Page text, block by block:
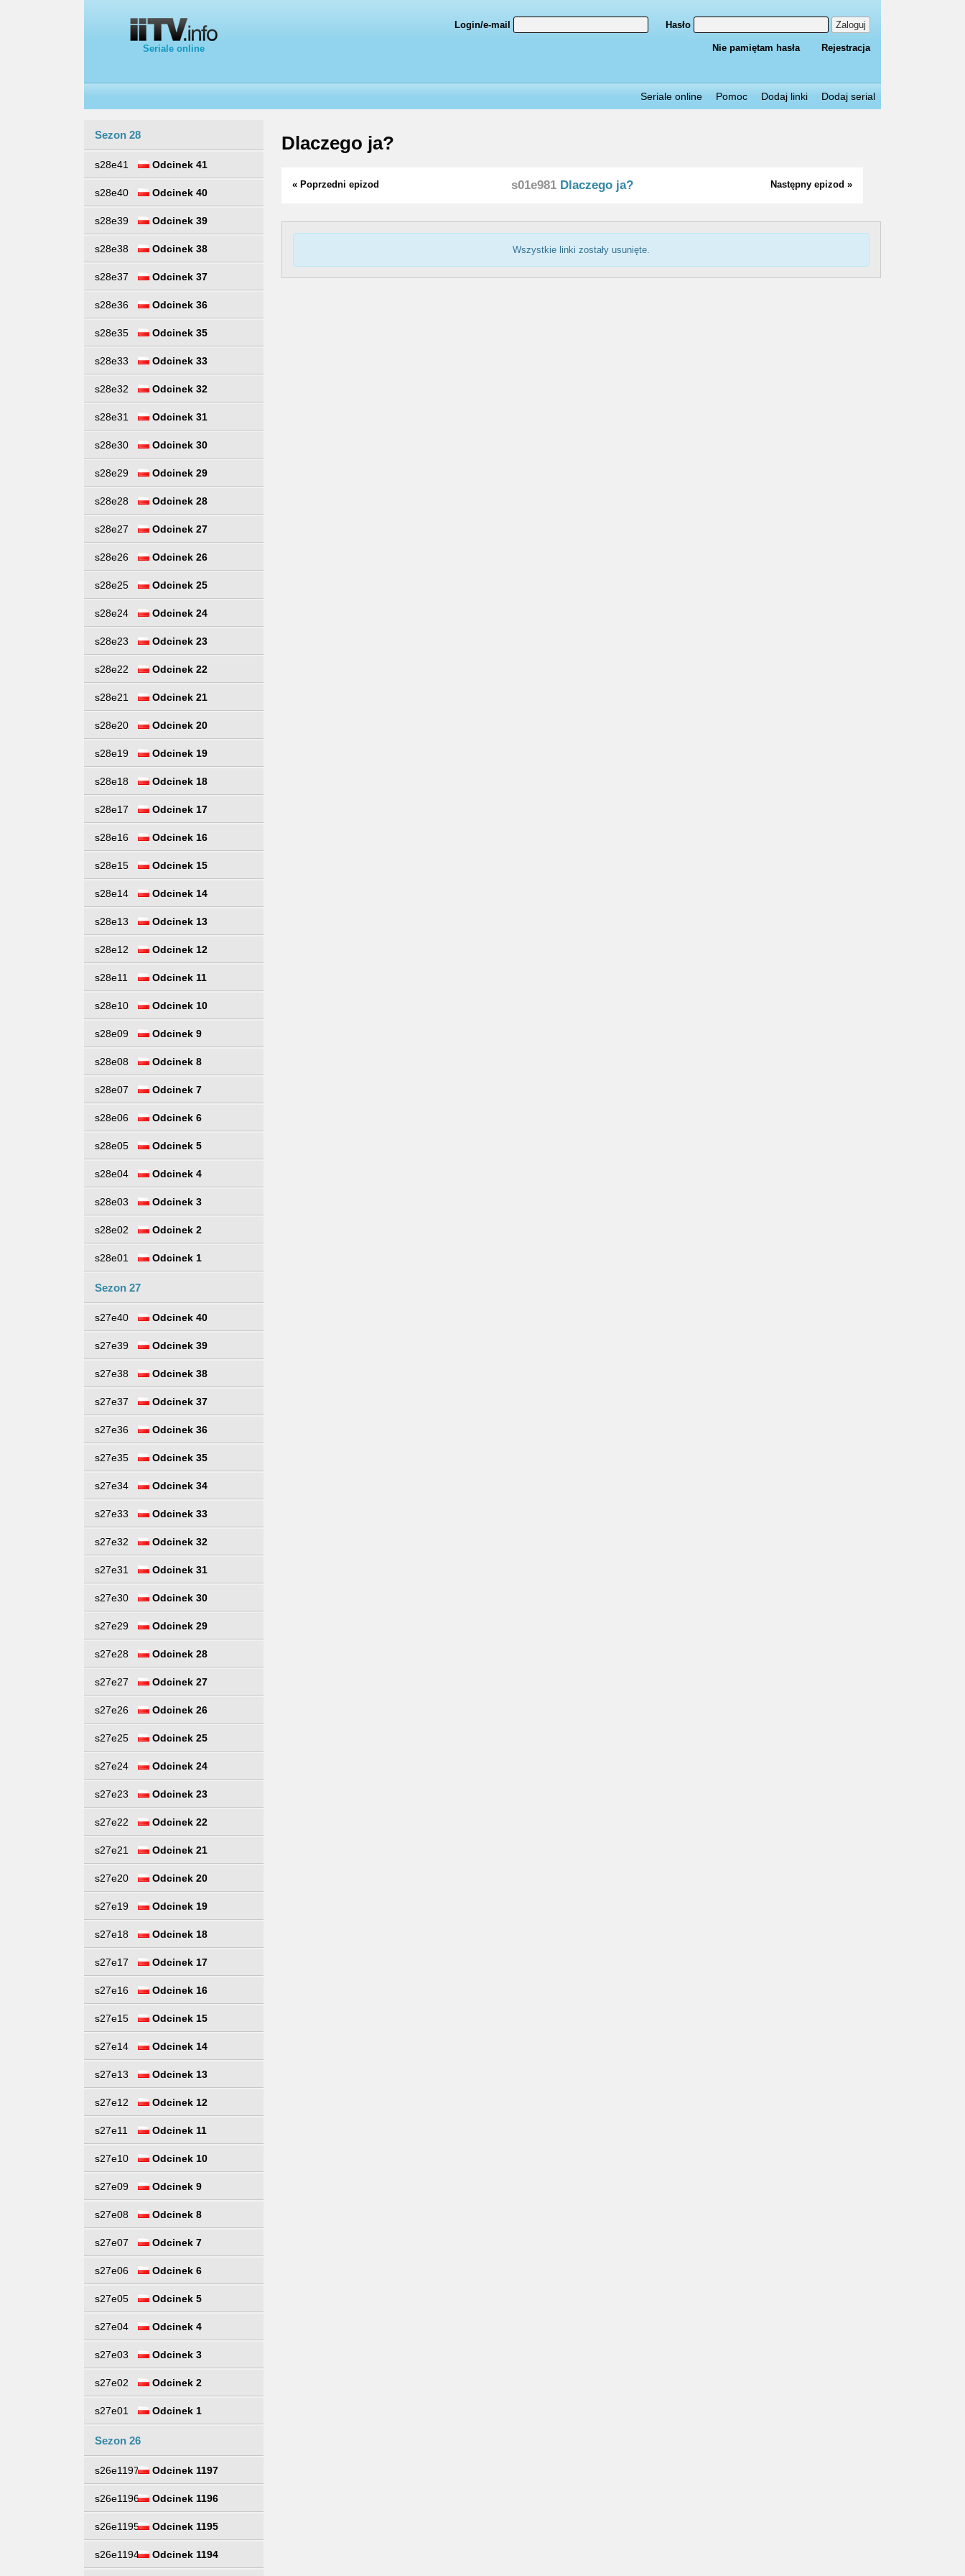
Seriale online
Login/e-mail Hasło Zaloguj
Nie pamiętam hasła Rejestracja
Seriale online Pomoc Dodaj linki Dodaj serial
Sezon 28
s28e41 Odcinek 41
s28e40 Odcinek 40
s28e39 Odcinek 39
s28e38 Odcinek 38
s28e37 Odcinek 37
s28e36 Odcinek 36
s28e35 Odcinek 35
s28e33 Odcinek 33
s28e32 Odcinek 32
s28e31 Odcinek 31
s28e30 Odcinek 30
s28e29 Odcinek 29
s28e28 Odcinek 28
s28e27 Odcinek 27
s28e26 Odcinek 26
s28e25 Odcinek 25
s28e24 Odcinek 24
s28e23 Odcinek 23
s28e22 Odcinek 22
s28e21 Odcinek 21
s28e20 Odcinek 20
s28e19 Odcinek 19
s28e18 Odcinek 18
s28e17 Odcinek 17
s28e16 Odcinek 16
s28e15 Odcinek 15
s28e14 Odcinek 14
s28e13 Odcinek 13
s28e12 Odcinek 12
s28e11 Odcinek 11
s28e10 Odcinek 10
s28e09 Odcinek 9
s28e08 Odcinek 8
s28e07 Odcinek 7
s28e06 Odcinek 6
s28e05 Odcinek 5
s28e04 Odcinek 4
s28e03 Odcinek 3
s28e02 Odcinek 2
s28e01 Odcinek 1
Sezon 27
s27e40 Odcinek 40
s27e39 Odcinek 39
s27e38 Odcinek 38
s27e37 Odcinek 37
s27e36 Odcinek 36
s27e35 Odcinek 35
s27e34 Odcinek 34
s27e33 Odcinek 33
s27e32 Odcinek 32
s27e31 Odcinek 31
s27e30 Odcinek 30
s27e29 Odcinek 29
s27e28 Odcinek 28
s27e27 Odcinek 27
s27e26 Odcinek 26
s27e25 Odcinek 25
s27e24 Odcinek 24
s27e23 Odcinek 23
s27e22 Odcinek 22
s27e21 Odcinek 21
s27e20 Odcinek 20
s27e19 Odcinek 19
s27e18 Odcinek 18
s27e17 Odcinek 17
s27e16 Odcinek 16
s27e15 Odcinek 15
s27e14 Odcinek 14
s27e13 Odcinek 13
s27e12 Odcinek 12
s27e11 Odcinek 11
s27e10 Odcinek 10
s27e09 Odcinek 9
s27e08 Odcinek 8
s27e07 Odcinek 7
s27e06 Odcinek 6
s27e05 Odcinek 5
s27e04 Odcinek 4
s27e03 Odcinek 3
s27e02 Odcinek 2
s27e01 Odcinek 1
Sezon 26
s26e1197 Odcinek 1197
s26e1196 Odcinek 1196
s26e1195 Odcinek 1195
s26e1194 Odcinek 1194
Dlaczego ja?
« Poprzedni epizod Następny epizod »
s01e981 Dlaczego ja?
Wszystkie linki zostały usunięte.